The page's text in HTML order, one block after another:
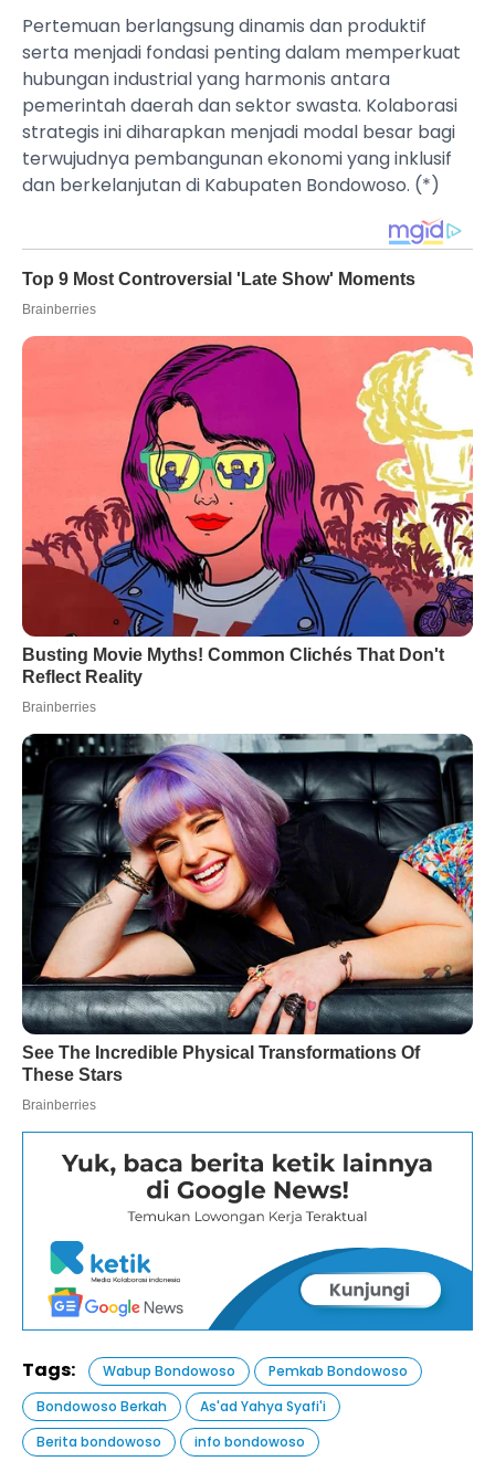
Pertemuan berlangsung dinamis dan produktif
serta menjadi fondasi penting dalam memperkuat
hubungan industrial yang harmonis antara
pemerintah daerah dan sektor swasta. Kolaborasi
strategis ini diharapkan menjadi modal besar bagi
terwujudnya pembangunan ekonomi yang inklusif
dan berkelanjutan di Kabupaten Bondowoso. (*)
Tags: Wabup Bondowoso
Pemkab Bondowoso
Bondowoso Berkah
As'ad Yahya Syafi'i
Berita bondowoso
info bondowoso